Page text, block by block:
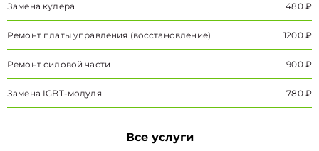
Замена кулера 480 ₽
Ремонт платы управления (восстановление) 1200 ₽
Ремонт силовой части 900 ₽
Замена IGBT-модуля 780 ₽
Все услуги